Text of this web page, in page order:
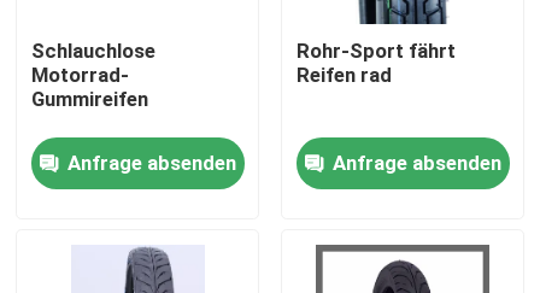
Startseite
Schlauchlose
Motorrad-
Gummireifen
Anfrage absenden
Rohr-Sport fährt
Reifen rad
Anfrage absenden